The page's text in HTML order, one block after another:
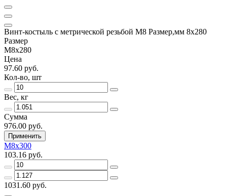
Винт-костыль с метрической резьбой М8 Размер,мм 8х280
Размер
М8х280
Цена
97.60 руб.
Кол-во, шт
Вес, кг
Сумма
976.00 руб.
Применить
М8х300
103.16 руб.
1031.60 руб.